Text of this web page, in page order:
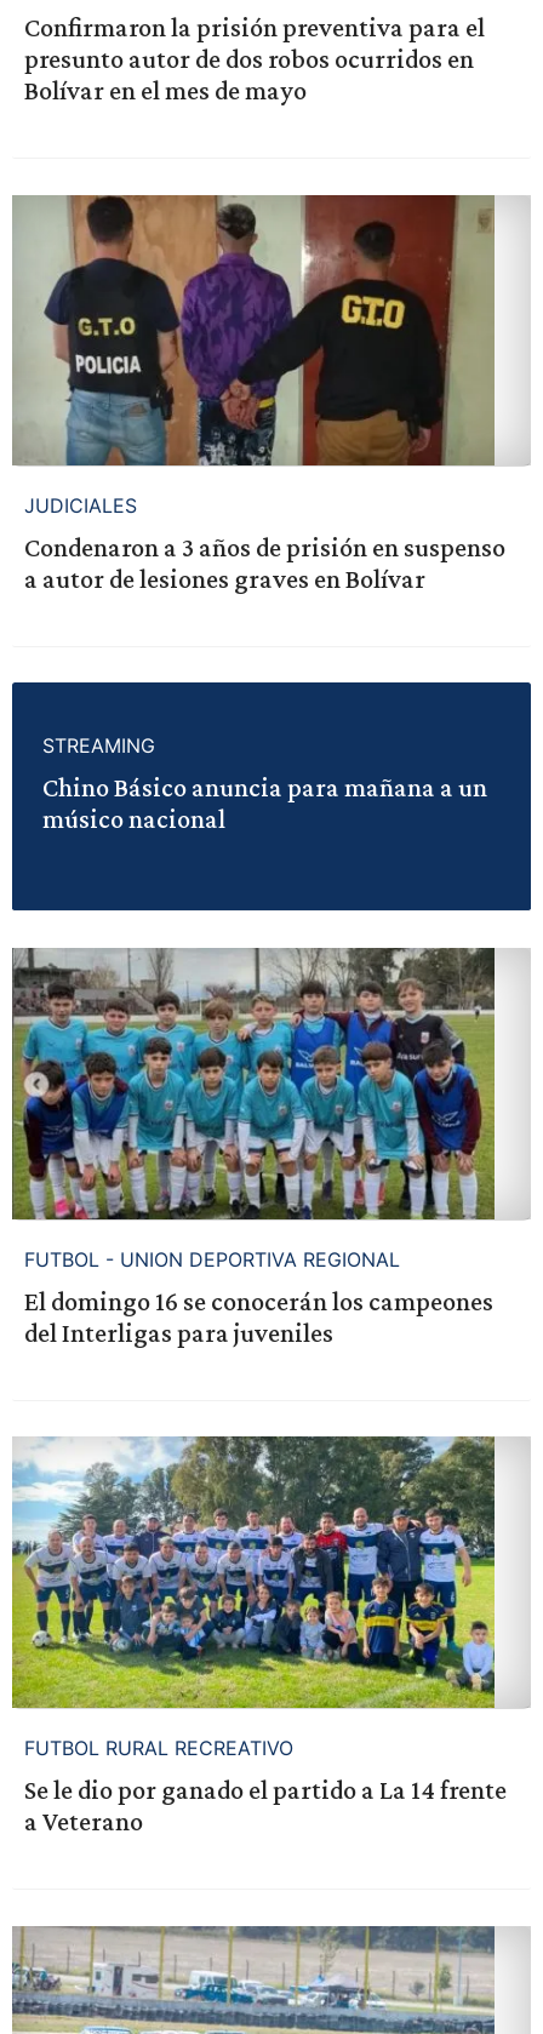
Confirmaron la prisión preventiva para el
presunto autor de dos robos ocurridos en
Bolívar en el mes de mayo
JUDICIALES
Condenaron a 3 años de prisión en suspenso
a autor de lesiones graves en Bolívar
STREAMING
Chino Básico anuncia para mañana a un
músico nacional
FUTBOL - UNION DEPORTIVA REGIONAL
El domingo 16 se conocerán los campeones
del Interligas para juveniles
FUTBOL RURAL RECREATIVO
Se le dio por ganado el partido a La 14 frente
a Veterano